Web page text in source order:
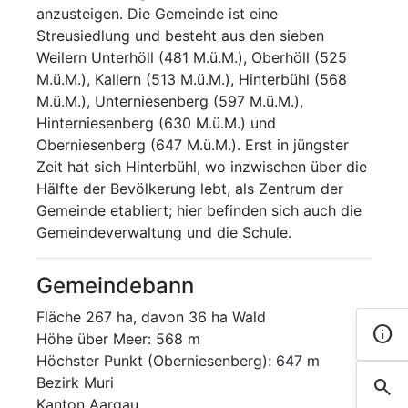
info
search
anzusteigen. Die Gemeinde ist eine
Streusiedlung und besteht aus den sieben
Weilern Unterhöll (481 M.ü.M.), Oberhöll (525
M.ü.M.), Kallern (513 M.ü.M.), Hinterbühl (568
M.ü.M.), Unterniesenberg (597 M.ü.M.),
Hinterniesenberg (630 M.ü.M.) und
Oberniesenberg (647 M.ü.M.). Erst in jüngster
Zeit hat sich Hinterbühl, wo inzwischen über die
Hälfte der Bevölkerung lebt, als Zentrum der
Gemeinde etabliert; hier befinden sich auch die
Gemeindeverwaltung und die Schule.
Gemeindebann
Fläche 267 ha, davon 36 ha Wald
Höhe über Meer: 568 m
Höchster Punkt (Oberniesenberg): 647 m
Bezirk Muri
Kanton Aargau